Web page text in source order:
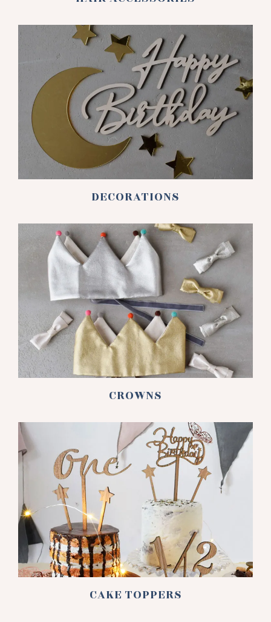
DECORATIONS
CROWNS
CAKE TOPPERS